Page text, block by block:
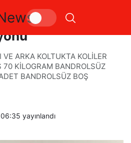
kaçak
ARKA KOLTUKTA KOLİLER
70 KİLOGRAM BANDROLSÜZ
BANDROLSÜZ BOŞ
yayınlandı